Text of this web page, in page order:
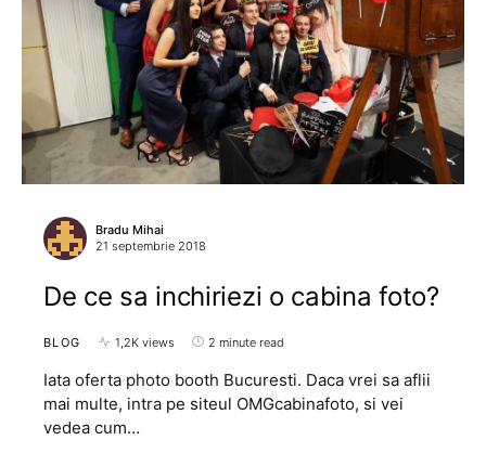
Bradu Mihai
21 septembrie 2018
De ce sa inchiriezi o cabina foto?
BLOG 1,2K views 2 minute read
Iata oferta photo booth Bucuresti. Daca vrei sa aflii
mai multe, intra pe siteul OMGcabinafoto, si vei
vedea cum…